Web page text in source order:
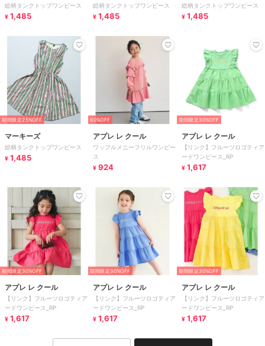
総柄タンクトップワンピース
¥ 1,485
総柄タンクトップワンピース
¥ 1,485
総柄タンクトップワンピース
¥ 1,485
期間限定25%OFF
マーキーズ
総柄タンクトップワンピース
¥ 1,485
60%OFF
アプレ レ クール
ワッフルメニーフリルワンピー
ス
¥ 924
期間限定30%OFF
アプレ レ クール
【リンク】フルーツロゴティア
ードワンピース_RP
¥ 1,617
期間限定30%OFF
アプレ レ クール
【リンク】フルーツロゴティア
ードワンピース_RP
¥ 1,617
期間限定30%OFF
アプレ レ クール
【リンク】フルーツロゴティア
ードワンピース_RP
¥ 1,617
期間限定30%OFF
アプレ レ クール
【リンク】フルーツロゴティア
ードワンピース_RP
¥ 1,617